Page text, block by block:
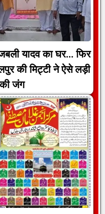
यादव का घर… फिर
की मिट्टी ने ऐसे लड़ी
जंग